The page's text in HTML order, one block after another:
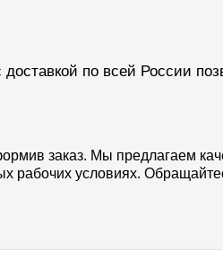
по всей России
заказ. Мы предлагаем
рабочих условиях.